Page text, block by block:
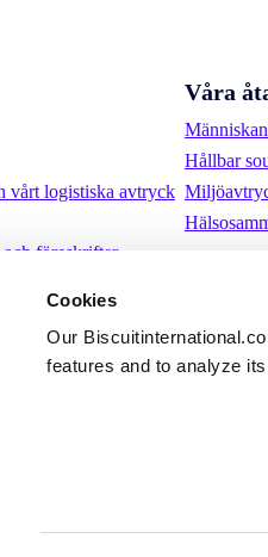
Cookies
Our
features and to analyze
vårt logistiska avtryck
föreskrifter
Våra
Hållbar